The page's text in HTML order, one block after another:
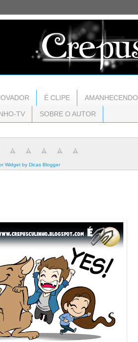
É CLIPE AMANHECENDO
TV SOBRE O AUTOR
Widget by Dicas Blogger